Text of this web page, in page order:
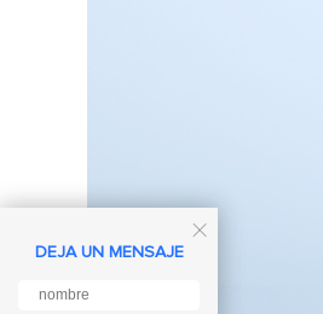

DEJA UN MENSAJE